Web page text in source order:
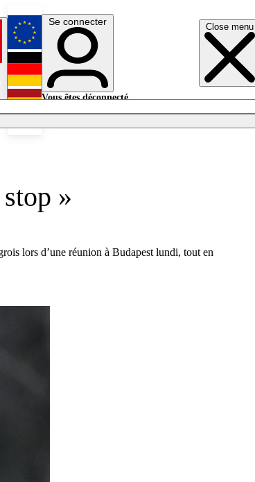
Close menu
English
Deutsch
Se connecter
Vous êtes déconnecté.
»
lors d’une réunion à Budapest lundi, tout en